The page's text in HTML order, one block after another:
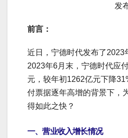
发
前言：
近日，宁德时代发布了2023
2023年6月末，宁德时代应
元，较年初1262亿元下降
付票据逐年高增的背景下，
得如此之快？
一、营业收入增长情况